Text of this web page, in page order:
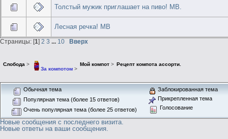
Толстый мужик приглашает на пиво! МВ.
Лесная речка! МВ
Страницы: [1] 2 3 ... 10 Вверх
Слобода >
За компотом>
Мой компот> Рецепт компота ассорти.
Обычная тема
Популярная тема (более 15 ответов)
Очень популярная тема (более 25 ответов)
Заблокированная тема
Прикрепленная тема
Голосование
Новые сообщения с последнего визита.
Новые ответы на ваши сообщения.